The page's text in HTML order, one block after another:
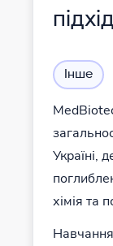
підхід
Інше
Україні,
хімія та